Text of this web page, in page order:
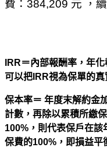
費：384,209 元 ，
IRR＝內部報酬率，年
可以把IRR視為保單的
保本率＝ 年度末解約金
計數，再除以累積所繳
100%，則代表保戶在
保費的100%，即損益平